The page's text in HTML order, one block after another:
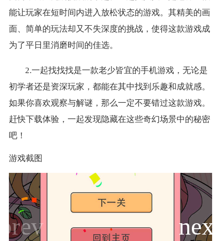
能让玩家在短时间内进入放松状态的游戏。其精美的画
面、简单的玩法却又不失深度的挑战，使得这款游戏成
为了平日里消磨时间的佳选。
2.一起找找找是一款老少皆宜的手机游戏，无论是
初学者还是资深玩家，都能在其中找到乐趣和成就感。
如果你喜欢观察与解谜，那么一定不要错过这款游戏。
赶快下载体验，一起发现隐藏在这些奇幻场景中的秘密
吧！
游戏截图